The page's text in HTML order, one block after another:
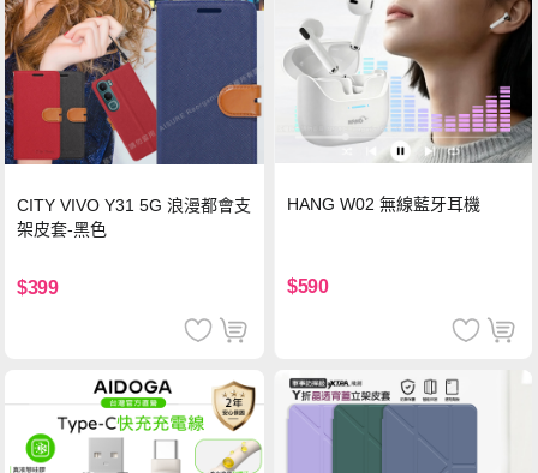
CITY VIVO Y31 5G 浪漫都會支
架皮套-黑色
$399
HANG W02 無線藍牙耳機
$590